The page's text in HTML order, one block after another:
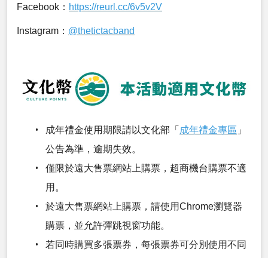
Facebook： https://reurl.cc/6v5v2V
Instagram： @thetictacband
成年禮金使用期限請以文化部「 成年禮金專區 」
公告為準，逾期失效。
僅限於遠大售票網站上購票，超商機台購票不適
用。
於遠大售票網站上購票，請使用Chrome瀏覽器
購票，並允許彈跳視窗功能。
若同時購買多張票券，每張票券可分別使用不同